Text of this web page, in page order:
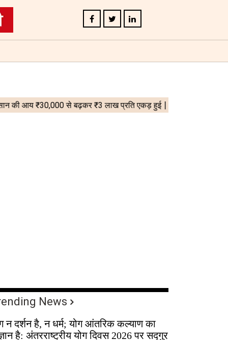
News
न दर्शन है, न धर्म; योग आंतरिक कल्याण का
है: अंतरराष्ट्रीय योग दिवस 2026 पर सद्गुर